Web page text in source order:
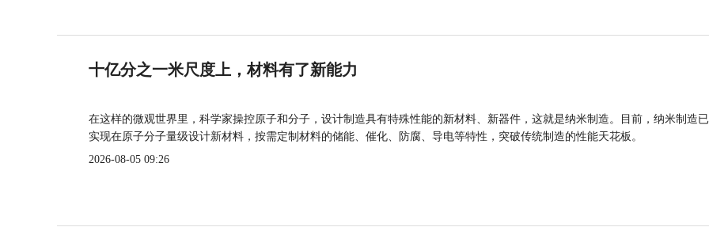
十亿分之一米尺度上，材料有了新能力
在这样的微观世界里，科学家操控原子和分子，设计制造具有特殊性能的新材料、新器件，这就是纳米制造。目前，纳米制造
实现在原子分子量级设计新材料，按需定制材料的储能、催化、防腐、导电等特性，突破传统制造的性能天花板。
2026-08-05 09:26